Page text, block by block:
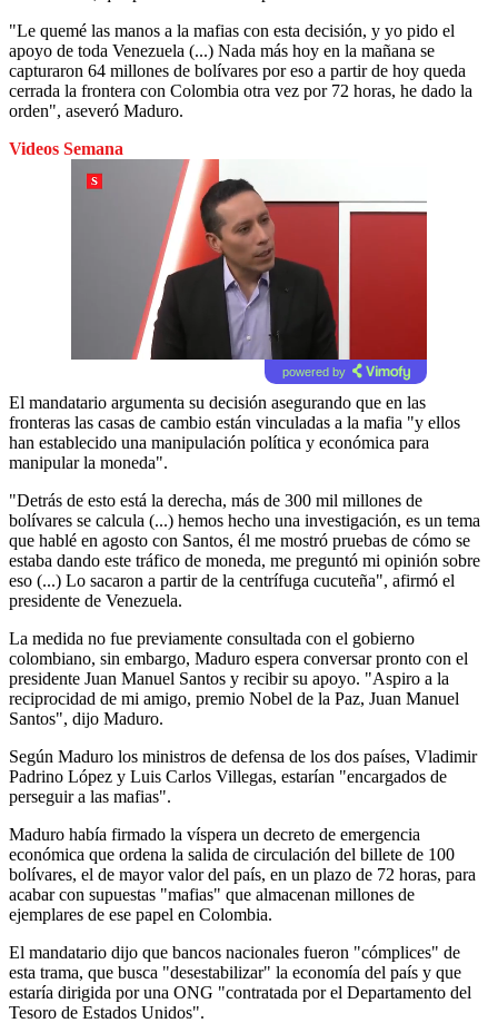
"Le quemé las manos a la mafias con esta decisión, y yo pido el
apoyo de toda Venezuela (...) Nada más hoy en la mañana se
capturaron 64 millones de bolívares por eso a partir de hoy queda
cerrada la frontera con Colombia otra vez por 72 horas, he dado la
orden", aseveró Maduro.
Videos Semana
powered by
El mandatario argumenta su decisión asegurando que en las
fronteras las casas de cambio están vinculadas a la mafia "y ellos
han establecido una manipulación política y económica para
manipular la moneda".
"Detrás de esto está la derecha, más de 300 mil millones de
bolívares se calcula (...) hemos hecho una investigación, es un tema
que hablé en agosto con Santos, él me mostró pruebas de cómo se
estaba dando este tráfico de moneda, me preguntó mi opinión sobre
eso (...) Lo sacaron a partir de la centrífuga cucuteña", afirmó el
presidente de Venezuela.
La medida no fue previamente consultada con el gobierno
colombiano, sin embargo, Maduro espera conversar pronto con el
presidente Juan Manuel Santos y recibir su apoyo. "Aspiro a la
reciprocidad de mi amigo, premio Nobel de la Paz, Juan Manuel
Santos", dijo Maduro.
Según Maduro los ministros de defensa de los dos países, Vladimir
Padrino López y Luis Carlos Villegas, estarían "encargados de
perseguir a las mafias".
Maduro había firmado la víspera un decreto de emergencia
económica que ordena la salida de circulación del billete de 100
bolívares, el de mayor valor del país, en un plazo de 72 horas, para
acabar con supuestas "mafias" que almacenan millones de
ejemplares de ese papel en Colombia.
El mandatario dijo que bancos nacionales fueron "cómplices" de
esta trama, que busca "desestabilizar" la economía del país y que
estaría dirigida por una ONG "contratada por el Departamento del
Tesoro de Estados Unidos".